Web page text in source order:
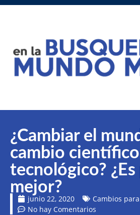
¿Cambiar el
cambio
tecnológico? ¿Es
mejor?
junio 22, 2020
Cambios
No hay Comentarios